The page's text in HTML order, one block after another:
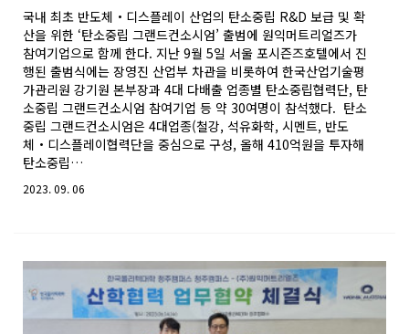
국내 최초 반도체‧디스플레이 산업의 탄소중립 R&D 보급 및 확
산을 위한 ‘탄소중립 그랜드컨소시엄’ 출범에 원익머트리얼즈가
참여기업으로 함께 한다. 지난 9월 5일 서울 포시즌즈호텔에서 진
행된 출범식에는 장영진 산업부 차관을 비롯하여 한국산업기술평
가관리원 강기원 본부장과 4대 다배출 업종별 탄소중립협력단, 탄
소중립 그랜드컨소시엄 참여기업 등 약 30여명이 참석했다. 탄소
중립 그랜드컨소시엄은 4대업종(철강, 석유화학, 시멘트, 반도
체‧디스플레이협력단을 중심으로 구성, 올해 410억원을 투자해
탄소중립…
2023. 09. 06